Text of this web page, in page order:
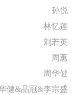
孙悦
林忆莲
刘若英
周蕙
周华健
健&品冠&李宗盛